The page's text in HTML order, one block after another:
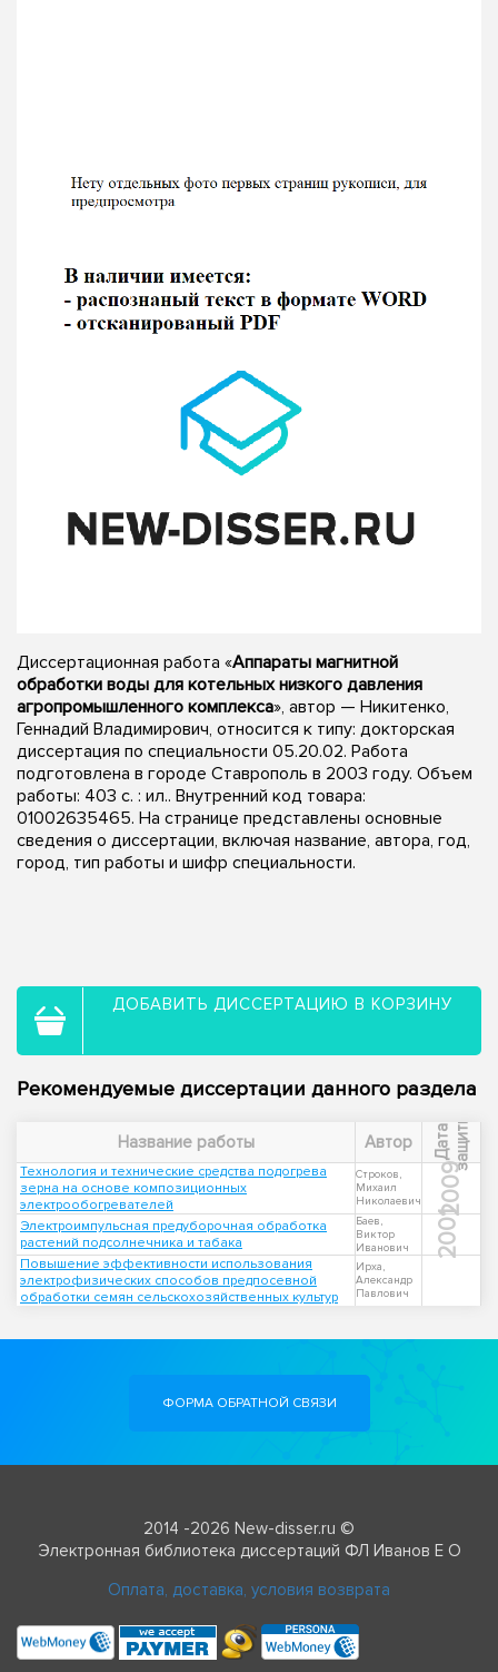
Диссертационная работа «Аппараты магнитной
обработки воды для котельных низкого давления
агропромышленного комплекса», автор — Никитенко,
Геннадий Владимирович, относится к типу: докторская
диссертация по специальности 05.20.02. Работа
подготовлена в городе Ставрополь в 2003 году. Объем
работы: 403 с. : ил.. Внутренний код товара:
01002635465. На странице представлены основные
сведения о диссертации, включая название, автора, год,
город, тип работы и шифр специальности.
ДОБАВИТЬ ДИССЕРТАЦИЮ В КОРЗИНУ
Рекомендуемые диссертации данного раздела
Название работы Автор Д
а
т
а
з
а
щ
и
т ы
Технология и технические средства подогрева
зерна на основе композиционных
электрообогревателей
Строков,
Михаил
Николаевич
2009
Электроимпульсная предуборочная обработка
растений подсолнечника и табака
Баев,
Виктор
Иванович
2001
Повышение эффективности использования
электрофизических способов предпосевной
обработки семян сельскохозяйственных культур
Ирха,
Александр
Павлович
ФОРМА ОБРАТНОЙ СВЯЗИ
2014 -2026 New-disser.ru ©
Электронная библиотека диссертаций ФЛ Иванов Е О
Оплата, доставка, условия возврата